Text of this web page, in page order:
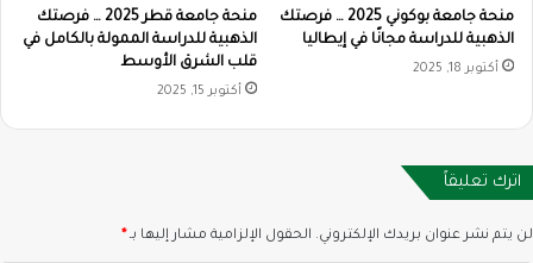
منحة جامعة بوكوني 2025 … فرصتك
الذهبية للدراسة مجانًا في إيطاليا
أكتوبر 18, 2025
منحة جامعة قطر 2025 … فرصتك
الذهبية للدراسة الممولة بالكامل في
قلب الشرق الأوسط
أكتوبر 15, 2025
اترك تعليقاً
لن يتم نشر عنوان بريدك الإلكتروني. الحقول الإلزامية مشار إليها بـ*